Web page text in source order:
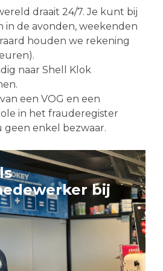
bij
draait 24/7. Je kunt bij
in de avonden, weekenden
houden we rekening
naar Shell Klok
een VOG en een
in het frauderegister
geen enkel bezwaar.